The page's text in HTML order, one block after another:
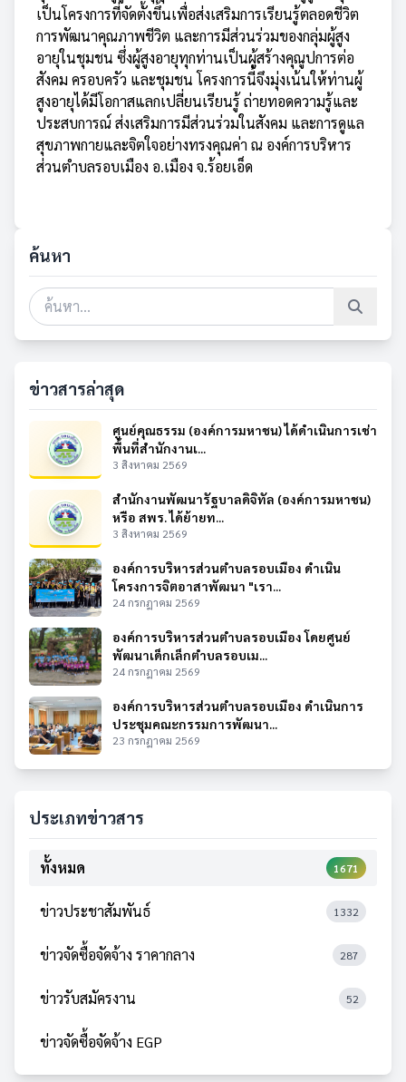
เป็นโครงการที่จัดตั้งขึ้นเพื่อส่งเสริมการเรียนรู้ตลอดชีวิต
การพัฒนาคุณภาพชีวิต และการมีส่วนร่วมของกลุ่มผู้สูง
อายุในชุมชน ซึ่งผู้สูงอายุทุกท่านเป็นผู้สร้างคุณูปการต่อ
สังคม ครอบครัว และชุมชน โครงการนี้จึงมุ่งเน้นให้ท่านผู้
สูงอายุได้มีโอกาสแลกเปลี่ยนเรียนรู้ ถ่ายทอดความรู้และ
ประสบการณ์ ส่งเสริมการมีส่วนร่วมในสังคม และการดูแล
สุขภาพกายและจิตใจอย่างทรงคุณค่า ณ องค์การบริหาร
ส่วนตำบลรอบเมือง อ.เมือง จ.ร้อยเอ็ด
ค้นหา
ข่าวสารล่าสุด
ศูนย์คุณธรรม (องค์การมหาชน) ได้ดำเนินการเช่า
พื้นที่สำนักงานเ...
3 สิงหาคม 2569
สำนักงานพัฒนารัฐบาลดิจิทัล (องค์การมหาชน)
หรือ สพร. ได้ย้ายท...
3 สิงหาคม 2569
องค์การบริหารส่วนตำบลรอบเมือง ดำเนิน
โครงการจิตอาสาพัฒนา "เรา...
24 กรกฎาคม 2569
องค์การบริหารส่วนตำบลรอบเมือง โดยศูนย์
พัฒนาเด็กเล็กตำบลรอบเม...
24 กรกฎาคม 2569
องค์การบริหารส่วนตำบลรอบเมือง ดำเนินการ
ประชุมคณะกรรมการพัฒนา...
23 กรกฎาคม 2569
ประเภทข่าวสาร
ทั้งหมด 1671
ข่าวประชาสัมพันธ์ 1332
ข่าวจัดซื้อจัดจ้าง ราคากลาง 287
ข่าวรับสมัครงาน 52
ข่าวจัดซื้อจัดจ้าง EGP